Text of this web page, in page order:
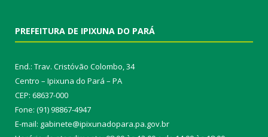
PREFEITURA DE IPIXUNA DO PARÁ
End.: Trav. Cristóvão Colombo, 34
Centro – Ipixuna do Pará – PA
CEP: 68637-000
Fone: (91) 98867-4947
E-mail: gabinete@ipixunadopara.pa.gov.br